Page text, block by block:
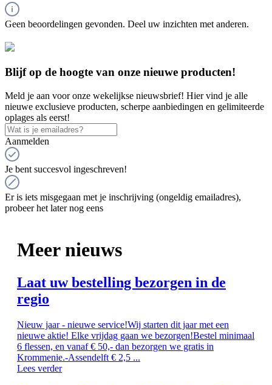
Geen beoordelingen gevonden. Deel uw inzichten met anderen.
Blijf op de hoogte van onze nieuwe producten!
Meld je aan voor onze wekelijkse nieuwsbrief! Hier vind je alle
nieuwe exclusieve producten, scherpe aanbiedingen en gelimiteerde
oplages als eerst!
Aanmelden
Je bent succesvol ingeschreven!
Er is iets misgegaan met je inschrijving (ongeldig emailadres),
probeer het later nog eens
Meer nieuws
Laat uw bestelling bezorgen in de
regio
Nieuw jaar - nieuwe service!Wij starten dit jaar met een
nieuwe aktie! Elke vrijdag gaan we bezorgen!Bestel minimaal
6 flessen, en vanaf € 50,- dan bezorgen we gratis in
Krommenie.-Assendelft € 2,5 ...
Lees verder